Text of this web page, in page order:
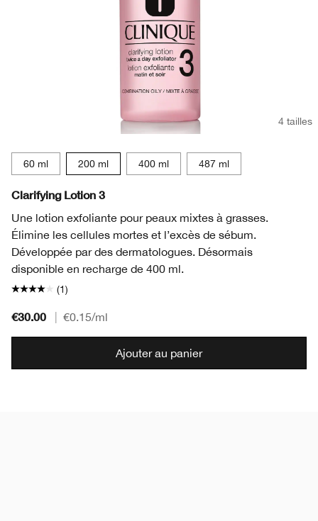
4 tailles
60 ml 200 ml 400 ml 487 ml
Clarifying Lotion 3
Une lotion exfoliante pour peaux mixtes à grasses.
Élimine les cellules mortes et l’excès de sébum.
Développée par des dermatologues. Désormais
disponible en recharge de 400 ml.
(1)
€30.00 €0.15/ml
Ajouter au panier